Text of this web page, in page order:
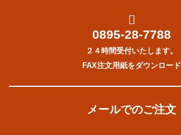
0895-28-7788
２４時間受付いたします。
FAX注文用紙をダウンロード
メールでのご注文